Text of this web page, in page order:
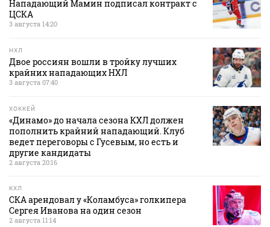
Нападающий Мамин подписал контракт с
ЦСКА
3 августа 14:20
НХЛ
Двое россиян вошли в тройку лучших
крайних нападающих НХЛ
3 августа 07:40
ХОККЕЙ
«Динамо» до начала сезона КХЛ должен
пополнить крайний нападающий. Клуб
ведет переговоры с Гусевым, но есть и
другие кандидаты
2 августа 20:16
КХЛ
СКА арендовал у «Коламбуса» голкипера
Сергея Иванова на один сезон
2 августа 11:14